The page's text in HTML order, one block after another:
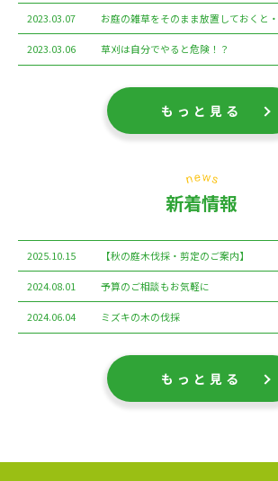
2023.03.07 お庭の雑草をそのまま放置しておくと
2023.03.06 草刈は自分でやると危険！？
もっと見る
新着情報
2025.10.15 【秋の庭木伐採・剪定のご案内】
2024.08.01 予算のご相談もお気軽に
2024.06.04 ミズキの木の伐採
もっと見る